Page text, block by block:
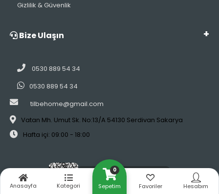
0
Sepetim
Anasayfa Kategori Favoriler Hesabım
Gizlilik & Güvenlik
Bize Ulaşın
0530 889 54 34
0530 889 54 34
tilbehome@gmail.com
Vatan Mh. Umut Sk. No:13/A 54130 Serdivan Sakarya
Hafta içi: 09:00 - 18:00
Etbis’e Kayıtlı Güvenilir Site